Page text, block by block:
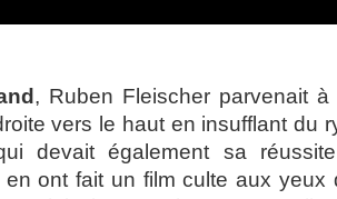
, Ruben Fleischer parvenait
vers le haut en insufflant du
devait également sa
ont fait un film culte aux yeux